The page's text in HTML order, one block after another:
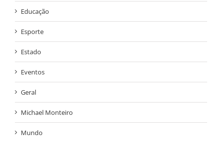
Educação
Esporte
Estado
Eventos
Geral
Michael Monteiro
Mundo